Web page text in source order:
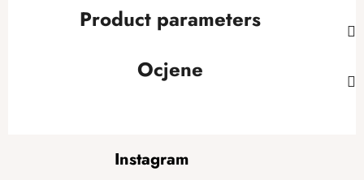
Product parameters
Ocjene
Instagram